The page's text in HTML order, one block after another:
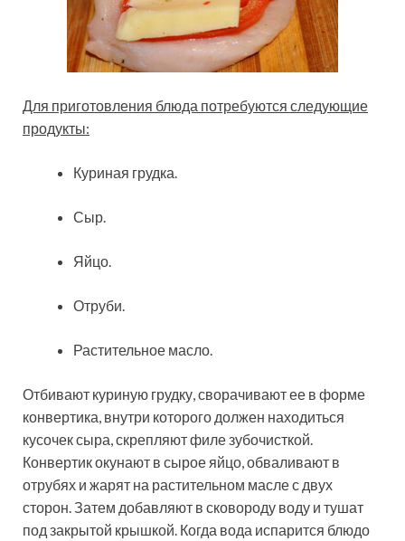
Для приготовления блюда потребуются следующие
продукты:
Куриная грудка.
Сыр.
Яйцо.
Отруби.
Растительное масло.
Отбивают куриную грудку, сворачивают ее в форме
конвертика, внутри которого должен находиться
кусочек сыра, скрепляют филе зубочисткой.
Конвертик окунают в сырое яйцо, обваливают в
отрубях и жарят на растительном масле с двух
сторон. Затем добавляют в сковороду воду и тушат
под закрытой крышкой. Когда вода испарится блюдо